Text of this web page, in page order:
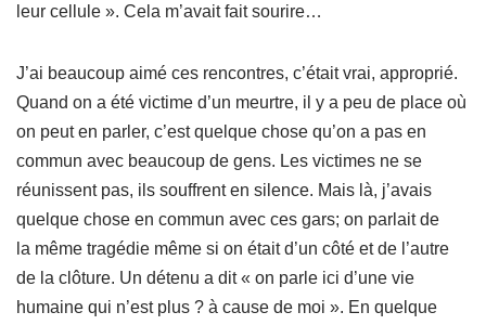
leur cellule ». Cela m’avait fait sourire…
J’ai beaucoup aimé ces rencontres, c’était vrai, approprié.
Quand on a été victime d’un meurtre, il y a peu de place où
on peut en parler, c’est quelque chose qu’on a pas en
commun avec beaucoup de gens. Les victimes ne se
réunissent pas, ils souffrent en silence. Mais là, j’avais
quelque chose en commun avec ces gars; on parlait de
la même tragédie même si on était d’un côté et de l’autre
de la clôture. Un détenu a dit « on parle ici d’une vie
humaine qui n’est plus ? à cause de moi ». En quelque